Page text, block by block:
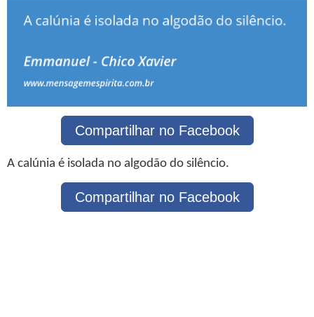
Compartilhar no Facebook
A calúnia é isolada no algodão do silêncio.
Compartilhar no Facebook